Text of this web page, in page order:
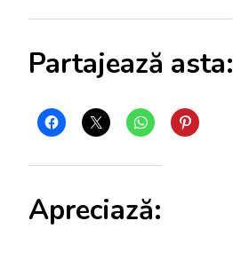
Partajează asta:
Apreciază: